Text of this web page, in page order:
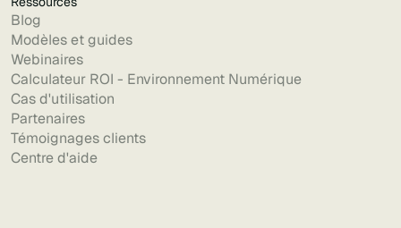
Blog
Modèles et guides
Webinaires
Calculateur ROI - Environnement Numérique
Cas d'utilisation
Partenaires
Témoignages clients
Centre d'aide